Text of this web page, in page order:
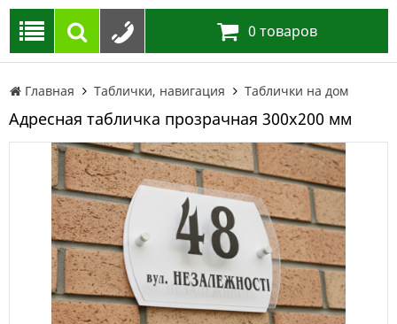
0 товаров
Главная Таблички, навигация Таблички на дом
Адресная табличка прозрачная 300х200 мм